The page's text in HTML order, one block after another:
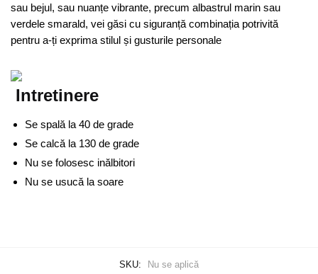
sau bejul, sau nuanțe vibrante, precum albastrul marin sau
verdele smarald, vei găsi cu siguranță combinația potrivită
pentru a-ți exprima stilul și gusturile personale
Intretinere
Se spală la 40 de grade
Se calcă la 130 de grade
Nu se folosesc inălbitori
Nu se usucă la soare
SKU:
Nu se aplică